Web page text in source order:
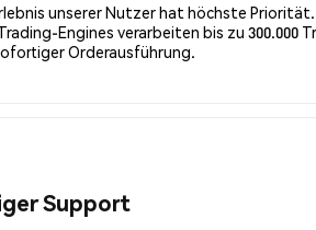
unserer Nutzer hat höchste Priorität.
Engines verarbeiten bis zu 300.000
Orderausführung.
Support